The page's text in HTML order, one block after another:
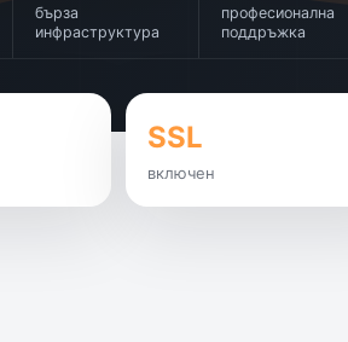
бърза
инфраструктура
професионална
поддръжка
SSL
включен